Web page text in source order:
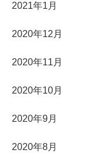
2021年1月
2020年12月
2020年11月
2020年10月
2020年9月
2020年8月